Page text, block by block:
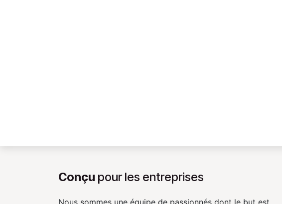
Conçu pour les entreprises
Nous sommes une équipe de passionnés dont le but est